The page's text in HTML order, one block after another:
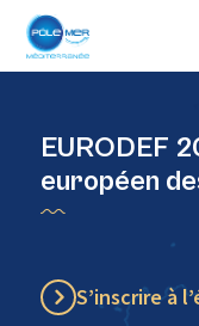
EURODEF
européen
S’inscrire à
Panneau de gestion des